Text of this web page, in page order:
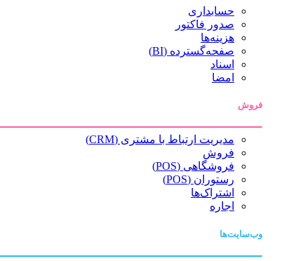
حسابداری
صدور فاکتور
هزینه‌ها
صفحه‌گسترده (BI)
اسناد
امضا
فروش
مدیریت ارتباط با مشتری (CRM)
فروش
فروشگاهی (POS)
رستوران (POS)
اشتراک‌ها
اجاره
وب‌سایت‌ها